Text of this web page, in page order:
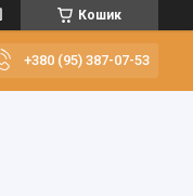
Кошик
+380 (95) 387-07-53